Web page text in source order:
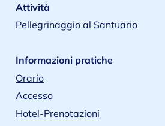
Attività
Pellegrinaggio al Santuario
Informazioni pratiche
Orario
Accesso
Hotel-Prenotazioni